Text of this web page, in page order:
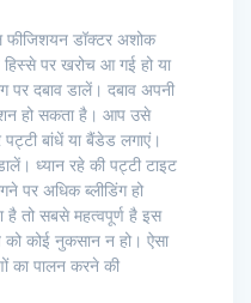
फीजिशयन डॉक्टर अशोक
हिस्से पर खरोच आ गई हो या
पर दबाव डालें। दबाव अपनी
हो सकता है। आप उसे
पट्टी बांधें या बैंडेड लगाएं।
ध्यान रहे की पट्टी टाइट
पर अधिक ब्लीडिंग हो
तो सबसे महत्वपूर्ण है इस
को कोई नुकसान न हो। ऐसा
का पालन करने की